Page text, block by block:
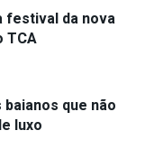
festival da nova
TCA
que não
luxo